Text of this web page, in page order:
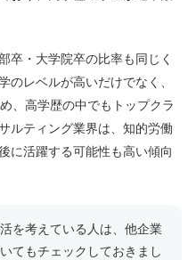
卒・大学院卒の比率も同じく
のレベルが高いだけでなく、
、高学歴の中でもトップクラ
ルティング業界は、知的労働
に活躍する可能性も高い傾向
を考えている人は、他企業
てもチェックしておきまし